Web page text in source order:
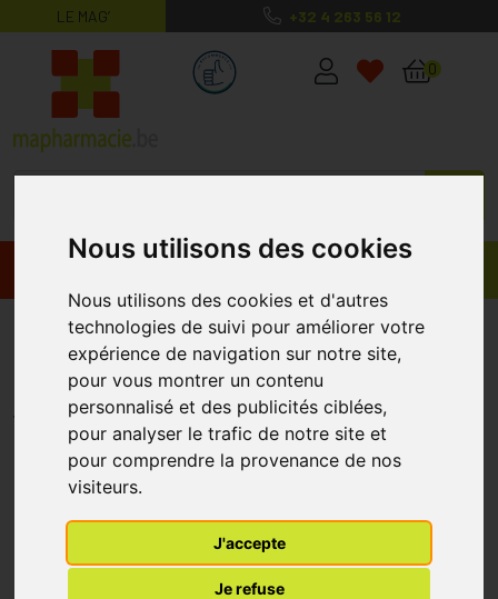
Nous utilisons des cookies
Nous utilisons des cookies et d'autres
technologies de suivi pour améliorer votre
expérience de navigation sur notre site,
pour vous montrer un contenu
personnalisé et des publicités ciblées,
pour analyser le trafic de notre site et
pour comprendre la provenance de nos
visiteurs.
J'accepte
Je refuse
LE MAG’ +32 4 263 56 12
MaPharmacie.be ma santé, mes
0
Burnshield Doigt 2,5x50cm
Covarmed
COVARMED